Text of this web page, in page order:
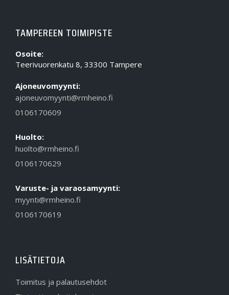
TAMPEREEN TOIMIPISTE
Osoite:
Teerivuorenkatu 8, 33300 Tampere
Ajoneuvomyynti:
ajoneuvomyynti@rmheino.fi
0106170609
Huolto:
huolto@rmheino.fi
0106170629
Varuste- ja varaosamyynti:
myynti@rmheino.fi
0106170619
LISÄTIETOJA
Toimitus ja palautusehdot